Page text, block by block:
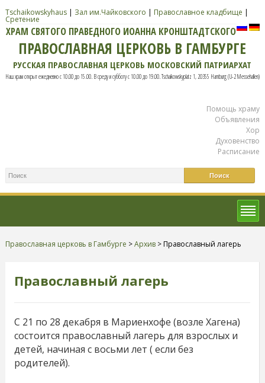
Tschaikowskyhaus| Зал им.Чайковского | Православное кладбище |
Сретение
ХРАМ СВЯТОГО ПРАВЕДНОГО ИОАННА КРОНШТАДТСКОГО
ПРАВОСЛАВНАЯ ЦЕРКОВЬ В ГАМБУРГЕ
РУССКАЯ ПРАВОСЛАВНАЯ ЦЕРКОВЬ МОСКОВСКИЙ ПАТРИАРХАТ
Наш храм открыт ежедневно с 10.00 до 15.00. В среду и субботу с 10.00 до 19.00. Tschaikowskyplatz 1, 20355 Hamburg (U-2 Messehallen)
Помощь храму
Объявления
Хор
Духовенство
Расписание
Православная церковь в Гамбурге >Архив> Православный лагерь
Православный лагерь
С 21 по 28 декабря в Мариенхофе (возле Хагена)
состоится православный лагерь для взрослых и
детей, начиная с восьми лет ( если без
родителей).